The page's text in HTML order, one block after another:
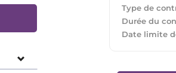
Type de
Durée du
Date limite